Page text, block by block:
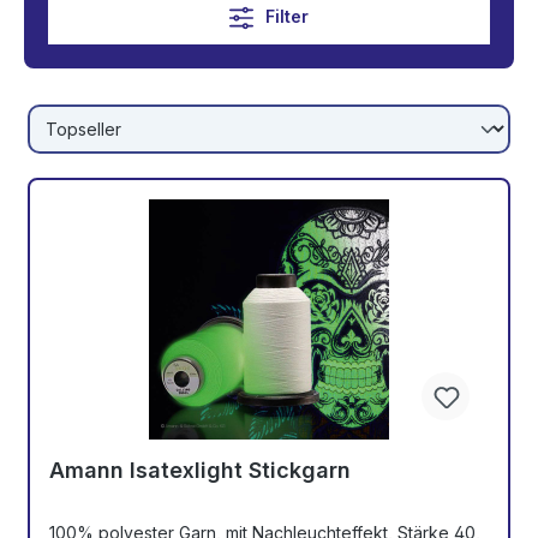
Filter
Amann Isatexlight Stickgarn
100% polyester Garn, mit Nachleuchteffekt, Stärke 40,